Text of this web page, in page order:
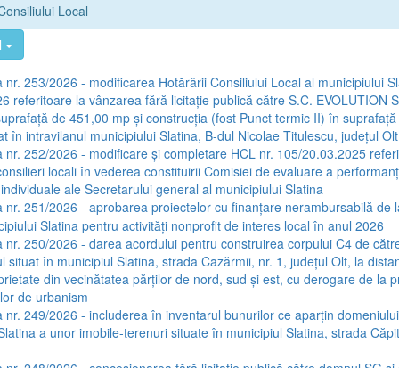
Local
nr. 253/2026 - modificarea Hotărârii Consiliului Local al municipiului
referitoare la vânzarea fără licitație publică către S.C. EVOLUTION
de 451,00 mp și construcția (fost Punct termic II) în
în intravilanul municipiului Slatina, B-dul Nicolae Titulescu, județul Olt
nr. 252/2026 - modificare și completare HCL nr. 105/20.03.2025
locali în vederea constituirii Comisiei de evaluare a
ale Secretarului general al municipiului Slatina
nr. 251/2026 - aprobarea proiectelor cu finanțare nerambursabilă de
Slatina pentru activități nonprofit de interes local în anul 2026
nr. 250/2026 - darea acordului pentru construirea corpului C4 de
situat în municipiul Slatina, strada Cazărmii, nr. 1, județul Olt, la
din vecinătatea părților de nord, sud și est, cu derogare de la
de urbanism
nr. 249/2026 - includerea în inventarul bunurilor ce aparțin
a unor imobile-terenuri situate în municipiul Slatina, strada